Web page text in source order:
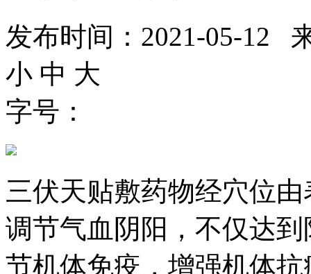
发布时间：2021-05-12
小 中 大
字号：
三伏天贴敷药物经穴位
调节气血阴阳，不仅达
节机体免疫，增强机体